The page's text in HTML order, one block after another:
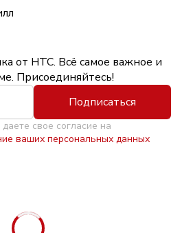
от НТС. Всё самое важное и
Присоединяйтесь!
Подписаться
свое согласие на
ваших персональных данных